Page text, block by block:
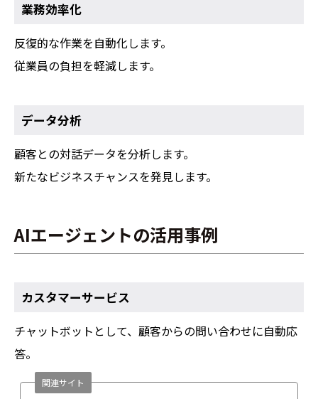
業務効率化
反復的な作業を自動化します。
従業員の負担を軽減します。
データ分析
顧客との対話データを分析します。
新たなビジネスチャンスを発見します。
AIエージェントの活用事例
カスタマーサービス
チャットボットとして、顧客からの問い合わせに自動応
答。
関連サイト